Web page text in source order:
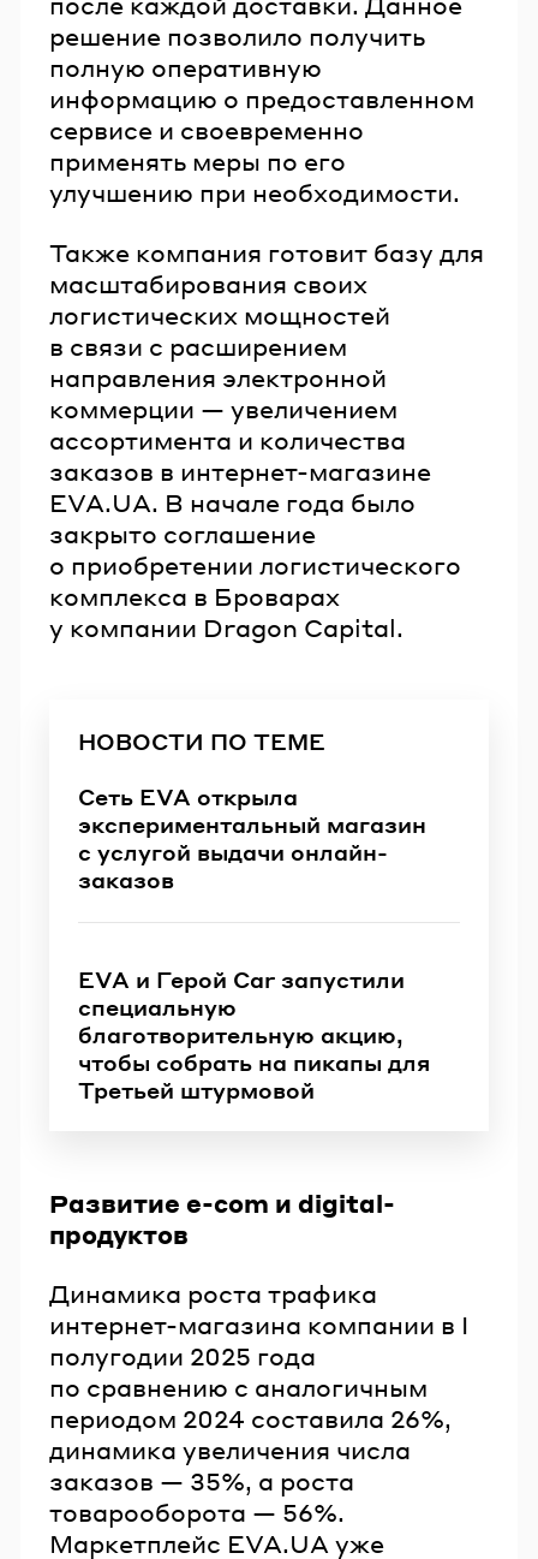
решение позволило получить
полную оперативную
информацию о предоставленном
сервисе и своевременно
применять меры по его
улучшению при необходимости.
Также компания готовит базу для
масштабирования своих
логистических мощностей
в связи с расширением
направления электронной
коммерции — увеличением
ассортимента и количества
заказов в интернет-магазине
EVA.UA. В начале года было
закрыто соглашение
о приобретении логистического
комплекса в Броварах
у компании Dragon Capital.
НОВОСТИ ПО ТЕМЕ
Сеть EVA открыла
экспериментальный магазин
с услугой выдачи онлайн-
заказов
EVA и Герой Car запустили
специальную
благотворительную акцию,
чтобы собрать на пикапы для
Третьей штурмовой
Развитие e-com и digital-
продуктов
Динамика роста трафика
интернет-магазина компании в I
полугодии 2025 года
по сравнению с аналогичным
периодом 2024 составила 26%,
динамика увеличения числа
заказов — 35%, а роста
товарооборота — 56%.
Маркетплейс EVA.UA уже